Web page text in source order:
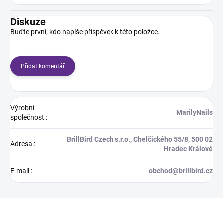
Diskuze
Buďte první, kdo napíše příspěvek k této položce.
Přidat komentář
Výrobní
společnost :
MarilyNails
Adresa :
BrillBird Czech s.r.o., Chelčického 55/8, 500 02
Hradec Králové
E-mail : obchod@brillbird.cz